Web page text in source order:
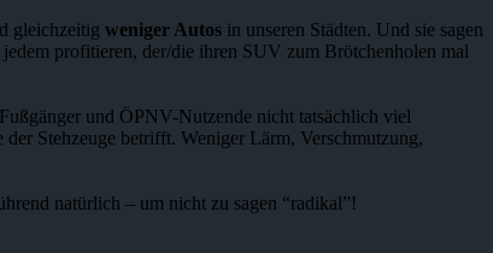
gleichzeitig weniger Autos in unseren Städten. Und sie sagen
profitieren, der/die ihren SUV zum Brötchenholen mal
und ÖPNV-Nutzende nicht tatsächlich viel
Stehzeuge betrifft. Weniger Lärm, Verschmutzung,
natürlich – um nicht zu sagen “radikal”!